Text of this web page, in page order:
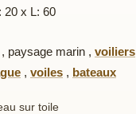
20 x L: 60
, paysage marin , voiliers
, voiles , bateaux
sur toile